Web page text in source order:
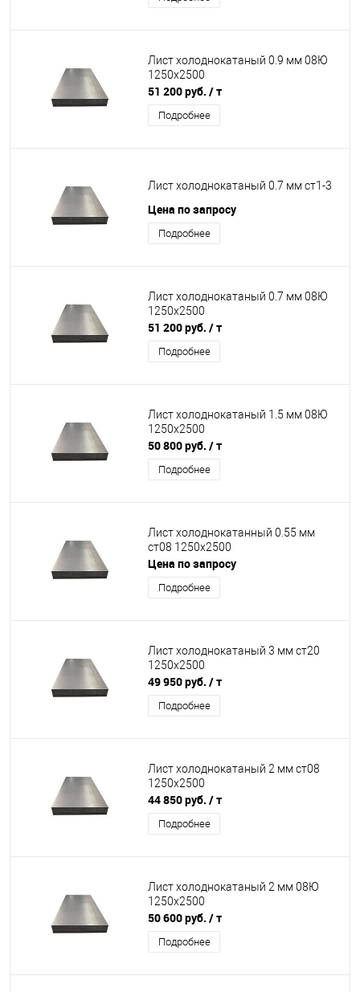
Лист холоднокатаный 0.9 мм 08Ю
1250х2500
51 200 руб. / т
Подробнее
Лист холоднокатаный 0.7 мм ст1-3
Цена по запросу
Подробнее
Лист холоднокатаный 0.7 мм 08Ю
1250х2500
51 200 руб. / т
Подробнее
Лист холоднокатаный 1.5 мм 08Ю
1250х2500
50 800 руб. / т
Подробнее
Лист холоднокатанный 0.55 мм
ст08 1250х2500
Цена по запросу
Подробнее
Лист холоднокатаный 3 мм ст20
1250х2500
49 950 руб. / т
Подробнее
Лист холоднокатаный 2 мм ст08
1250х2500
44 850 руб. / т
Подробнее
Лист холоднокатаный 2 мм 08Ю
1250х2500
50 600 руб. / т
Подробнее